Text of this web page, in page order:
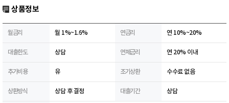
상품정보
월금리 월 1%~1.6% 연금리 연 10%~20%
대출한도 상담 연체금리 연 20% 이내
추가비용 유 조기상환 수수료 없음
상환방식 상담 후 결정 대출기간 상담